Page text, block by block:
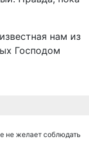
нам из
Господом
не желает соблюдать